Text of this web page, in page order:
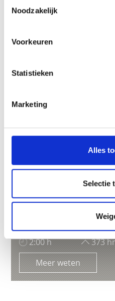
Noodzakelijk
Voorkeuren
Statistieken
Marketing
Alles
Selectie
„AGUMSER
2:00 h
373
Meer weten